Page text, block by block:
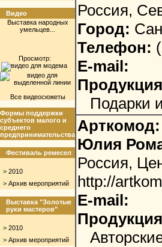
Видео
Выставка народных
умельцев...
Просмотр:
Все видеосюжеты
Формы поддержки
субъектов малого и
среднего
предпринимательства
Фестиваль ремесел
> 2010
> Архив мероприятий
Выставка "Золотые
руки мастеров"
> 2010
> Архив мероприятий
Россия,
Город:
Телефон:
E-mail:
Подарки
Юлия
Россия,
http://
E-mail: